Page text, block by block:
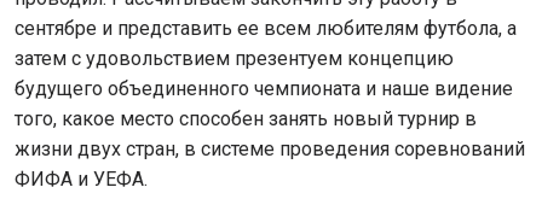
сентябре и представить ее всем любителям футбола, а
затем с удовольствием презентуем концепцию
будущего объединенного чемпионата и наше видение
того, какое место способен занять новый турнир в
жизни двух стран, в системе проведения соревнований
ФИФА и УЕФА.